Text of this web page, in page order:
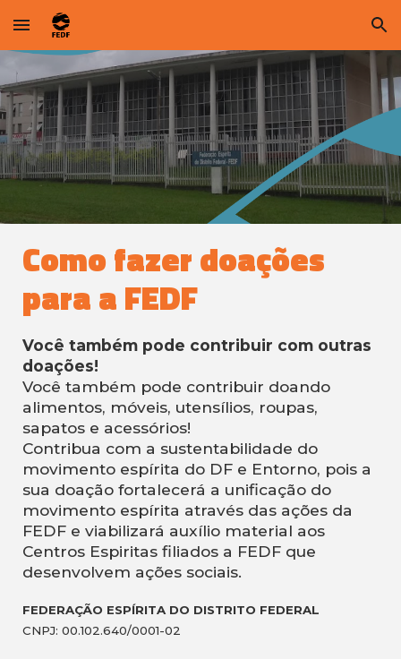
Skip to main content Skip to navigation
Como fazer doações
para a FEDF
Você também pode contribuir com outras
doações!
Você também pode contribuir doando
alimentos, móveis, utensílios, roupas,
sapatos e acessórios!
Contribua com a sustentabilidade do
movimento espírita do DF e Entorno, pois a
sua doação fortalecerá a unificação do
movimento espírita através das ações da
FEDF e viabilizará auxílio material aos
Centros Espiritas filiados a FEDF que
desenvolvem ações sociais.
FEDERAÇÃO ESPÍRITA DO DISTRITO FEDERAL
CNPJ: 00.102.640/0001-02